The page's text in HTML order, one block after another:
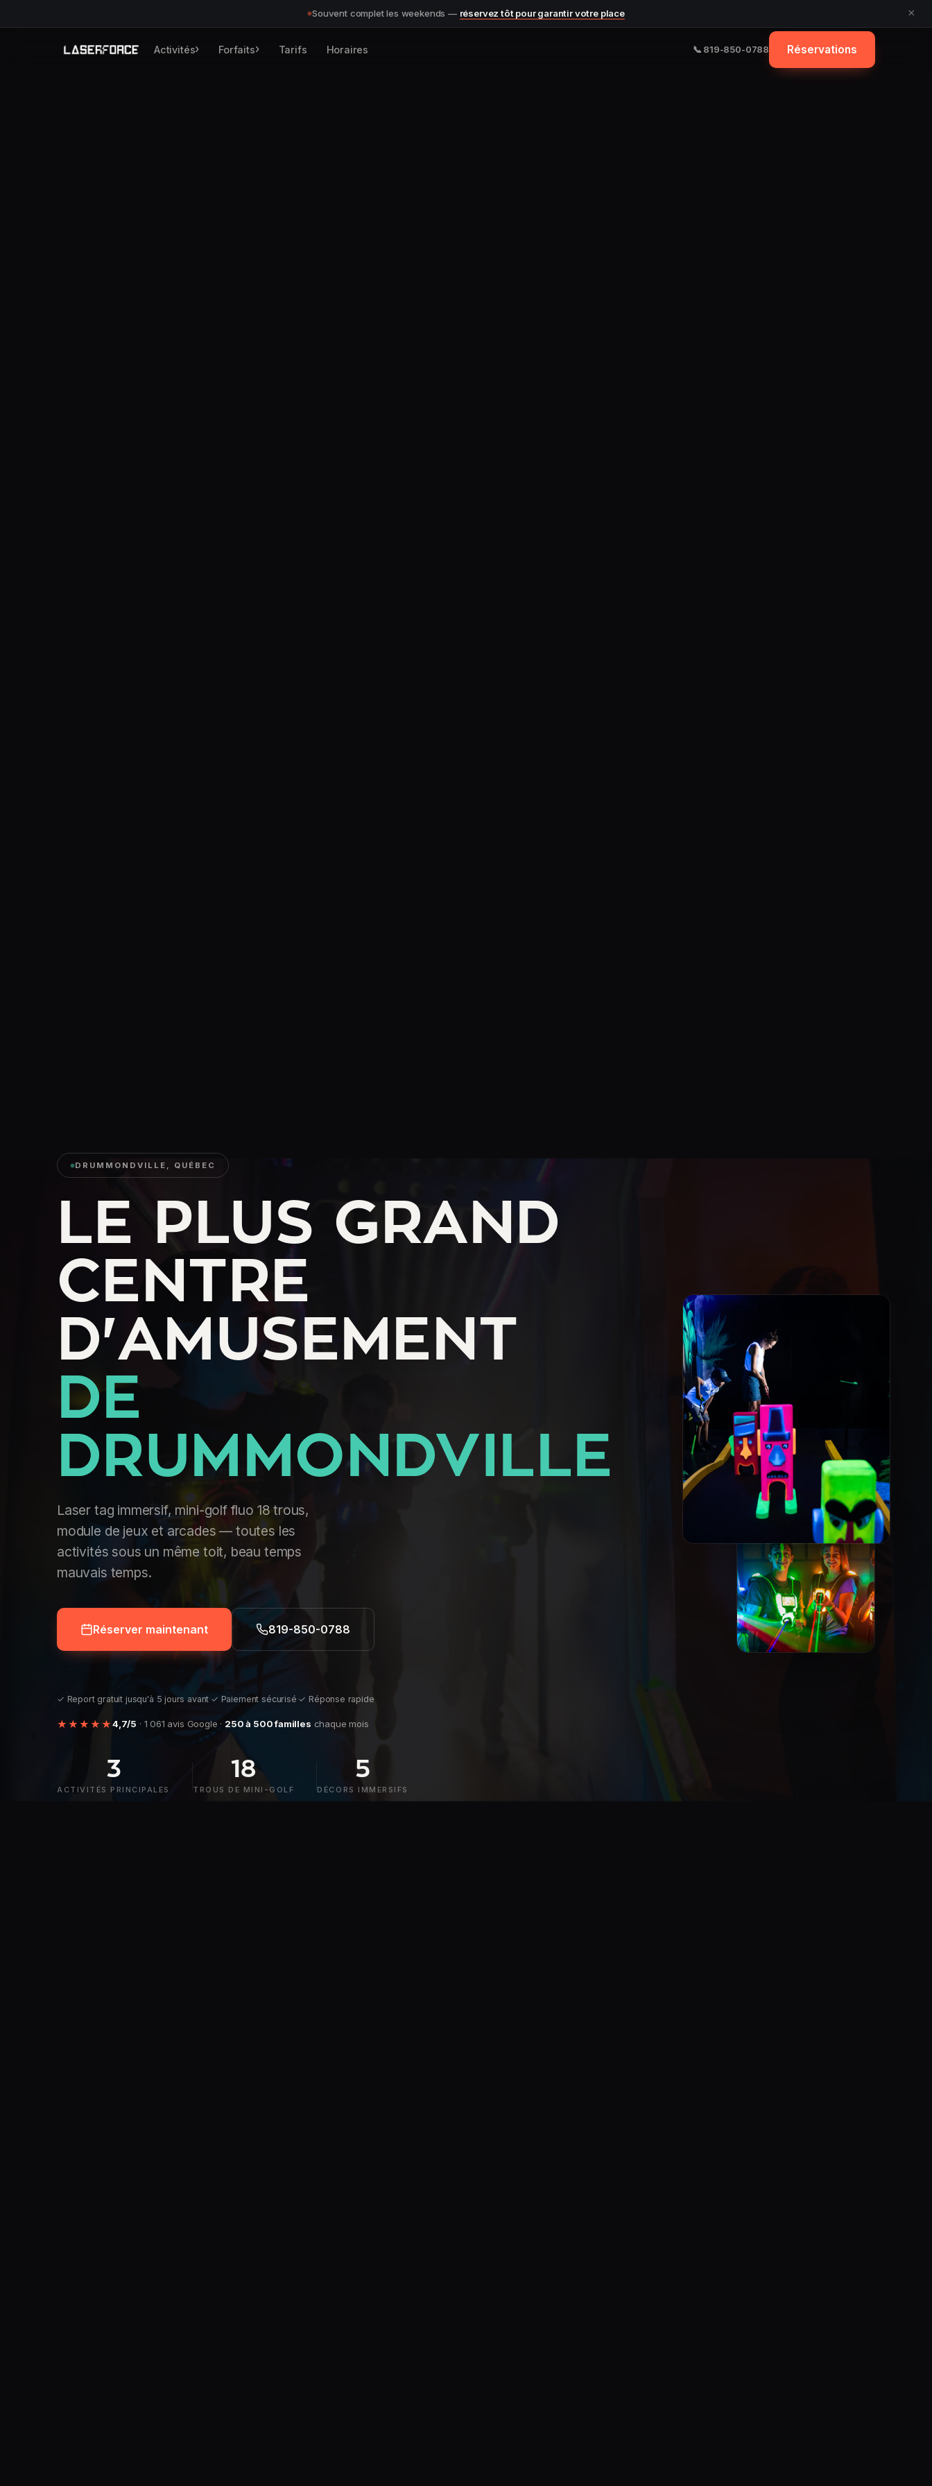
Souvent complet les weekends — réservez tôt pour garantir votre place ×
Activités› Forfaits› Tarifs Horaires 📞 819-850-0788 Réservations
DRUMMONDVILLE, QUÉBEC
LE PLUS GRAND
CENTRE
D'AMUSEMENT
DE
DRUMMONDVILLE
Laser tag immersif, mini-golf fluo 18 trous,
module de jeux et arcades — toutes les
activités sous un même toit, beau temps
mauvais temps.
Réserver maintenant 819-850-0788
✓ Report gratuit jusqu'à 5 jours avant·✓ Paiement sécurisé·✓ Réponse rapide
★★★★★4,7/5 · 1 061 avis Google · 250 à 500 familles chaque mois
3
ACTIVITÉS PRINCIPALES
18
TROUS DE MINI-GOLF
5
DÉCORS IMMERSIFS